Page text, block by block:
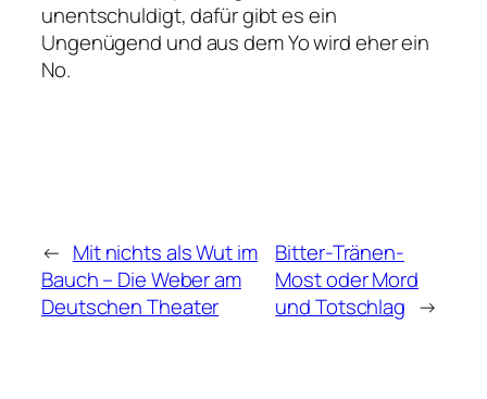
unentschuldigt, dafür gibt es ein
Ungenügend und aus dem Yo wird eher ein
No.
← Mit nichts als Wut im
Bauch – Die Weber am
Deutschen Theater
Bitter-Tränen-
Most oder Mord
und Totschlag →